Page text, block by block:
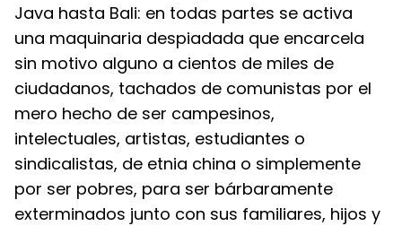
Java hasta Bali: en todas partes se activa
una maquinaria despiadada que encarcela
sin motivo alguno a cientos de miles de
ciudadanos, tachados de comunistas por el
mero hecho de ser campesinos,
intelectuales, artistas, estudiantes o
sindicalistas, de etnia china o simplemente
por ser pobres, para ser bárbaramente
exterminados junto con sus familiares, hijos y